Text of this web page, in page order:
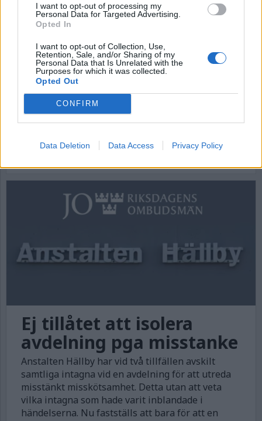
I want to opt-out of processing my
Personal Data for Targeted Advertising.
Opted In
I want to opt-out of Collection, Use,
Retention, Sale, and/or Sharing of my
Personal Data that Is Unrelated with the
Purposes for which it was collected.
Opted Out
CONFIRM
Data Deletion Data Access Privacy Policy
Anstalten Salberga
mörkar massisolering –
riskerar skadestånd i
miljonklassen
Intagna på flera avdelningar på anstalten
trots att åtgärden kan vara lagstridig.
Ej tillåtet att isolera
avdelning pga misstanke
Anstalten Hällby har vid två tillfällen avskilt
samtliga intagna vid en avdelning för att utreda
misstänkt misskötsamhet. Detta utan att veta
vilka intagna som hade varit inblandade i
händelserna. Nu fastställs att bara för att en